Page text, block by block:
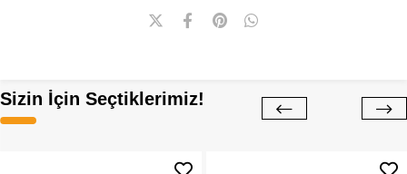
Sizin İçin Seçtiklerimiz!